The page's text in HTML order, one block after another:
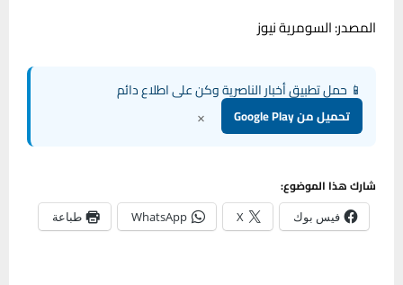
المصدر: السومرية نيوز
📱 حمل تطبيق أخبار الناصرية وكن على اطلاع دائم
تحميل من Google Play ×
شارك هذا الموضوع:
فيس بوك X
WhatsApp طباعة